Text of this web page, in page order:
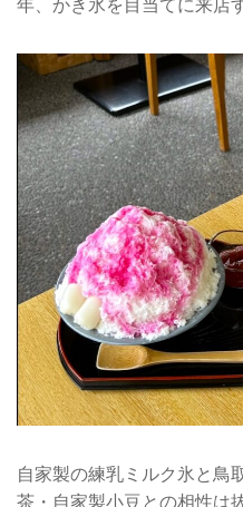
年、かき氷を目当てに来店
自家製の練乳ミルク氷と鳥
茶・自家製小豆との相性は